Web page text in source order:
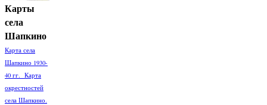
Карты
села
Шапкино
Карта села
Шапкино 1930-
40 гг. Карта
окрестностей
села Шапкино.